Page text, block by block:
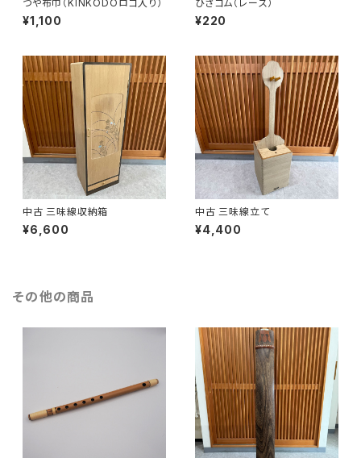
つや布巾（KINKODOロゴ入り）
¥1,100
ひざゴム（レース）
¥220
中古 三味線収納箱
¥6,600
中古 三味線立て
¥4,400
その他の商品